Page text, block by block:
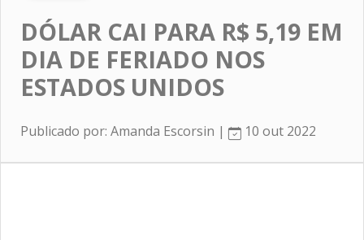
DÓLAR CAI PARA R$ 5,19 EM
DIA DE FERIADO NOS
ESTADOS UNIDOS
Publicado por: Amanda Escorsin | 10 out 2022